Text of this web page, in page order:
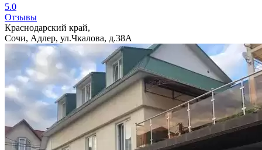
5.0
Отзывы
Краснодарский край,
Сочи, Адлер, ул.Чкалова, д.38А